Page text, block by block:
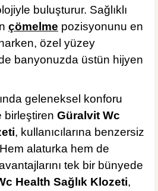
buluşturur. Sağlıklı
çömelme pozisyonunu en
özel yüzey
banyonuzda üstün hijyen
geleneksel konforu
birleştiren Güralvit Wc
, kullanıcılarına benzersiz
alaturka hem de
tek bir bünyede
Health Sağlık Klozeti,